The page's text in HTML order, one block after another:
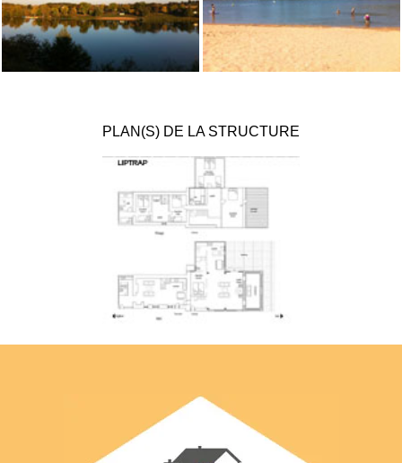
PLAN(S) DE LA STRUCTURE